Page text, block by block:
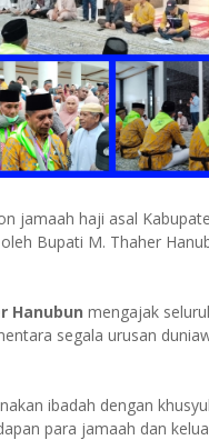
jamaah haji asal
Bupati M. Thaher
Hanubun mengajak
segala urusan
ibadah dengan
para jamaah dan